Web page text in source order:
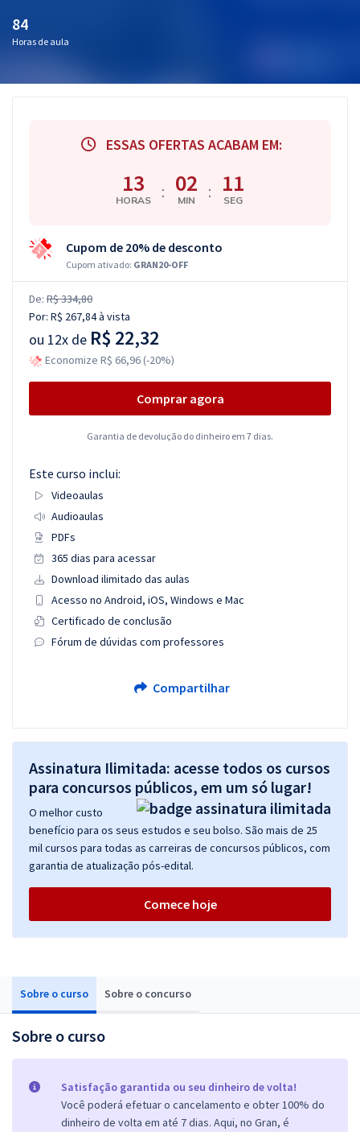
84
Horas de aula
Sobre o curso Sobre o concurso
Sobre o curso
Satisfação garantida ou seu dinheiro de volta!
Você poderá efetuar o cancelamento e obter 100% do
dinheiro de volta em até 7 dias. Aqui, no Gran, é
ESSAS OFERTAS ACABAM EM:
13
HORAS : 02
MIN : 10
SEG
Cupom de 20% de desconto
Cupom ativado: GRAN20-OFF
De: R$ 334,80
Por: R$ 267,84à vista
ou 12x de R$ 22,32
Economize R$ 66,96 (-20%)
Comprar agora
Garantia de devolução do dinheiro em 7 dias.
Este curso inclui:
Videoaulas
Audioaulas
PDFs
365 dias para acessar
Download ilimitado das aulas
Acesso no Android, iOS, Windows e Mac
Certificado de conclusão
Fórum de dúvidas com professores
Compartilhar
Assinatura Ilimitada: acesse todos os cursos
para concursos públicos, em um só lugar!
O melhor custo
benefício para os seus estudos e seu bolso. São mais de 25
mil cursos para todas as carreiras de concursos públicos, com
garantia de atualização pós-edital.
Comece hoje